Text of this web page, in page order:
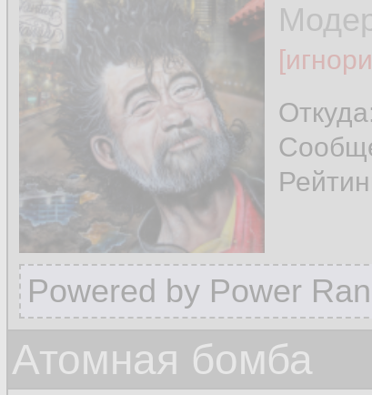
Powered by Power
Атомная бомба